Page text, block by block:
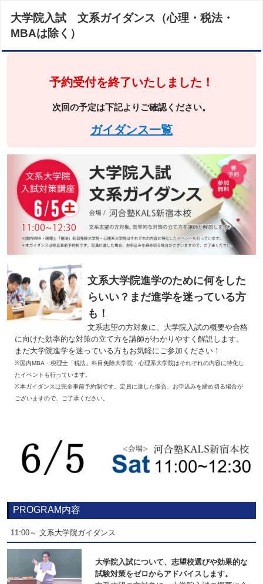
大学院入試 文系ガイダンス（心理・税法・
MBAは除く）
予約受付を終了いたしました！
次回の予定は下記よりご確認ください。
ガイダンス一覧
文系大学院進学のために何をした
らいい？まだ進学を迷っている方
も！
文系志望の方対象に、大学院入試の概要や合格
に向けた効率的な対策の立て方を講師がわかりやすく解説します。
まだ大学院進学を迷っている方もお気軽にご参加ください！
※国内MBA・税理士「税法」科目免除大学院・心理系大学院はそれぞれの内容に特化し
たイベントも行っています。
※本ガイダンスは完全事前予約制です。定員に達した場合、お申込みを締め切る場合が
ございますので、ご了承ください。
PROGRAM内容
11:00～ 文系大学院ガイダンス
大学院入試について、志望校選びや効果的な
試験対策をゼロからアドバイスします。